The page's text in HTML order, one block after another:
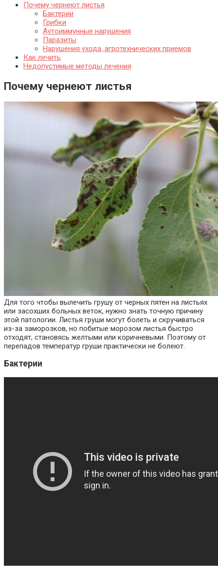
Почему чернеют листья
Бактерии
Грибки
Аутоиммунные нарушения
Паразиты
Нарушения ухода, агротехнических приемов
Как лечить
Недопустимые методы лечения
Почему чернеют листья
Для того чтобы вылечить грушу от черных пятен на листьях
или засохших больных веток, нужно знать точную причину
этой патологии. Листья груши могут болеть и скручиваться
из-за заморозков, но побитые морозом листья быстро
отходят, становясь желтыми или коричневыми. Поэтому от
перепадов температур груши практически не болеют.
Бактерии